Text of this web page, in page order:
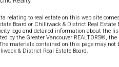
relating to real estate on this web site
Board or Chilliwack & District Real
logo and detailed information about the
by the Greater Vancouver REALTORS®,
materials contained on this page may not
& District Real Estate Board.